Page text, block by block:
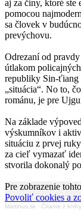
aj za činy, ktoré ste
pomocou
sa človek v
prevýchovu.
Odrezaní od
útlakom
republiky Sin-ťiang
„situácia“. No to,
románu, je pre
Na základe
výskumníkov i
situáciu z prvej
za cieľ vymazať
stvorila dokonalý
Pre zobrazenie
Povoliť cookies a
Martinus.sk · Čítanie z